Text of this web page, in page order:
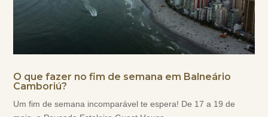
O que fazer no fim de semana em Balneário
Camboriú?
Um fim de semana incomparável te espera! De 17 a 19 de